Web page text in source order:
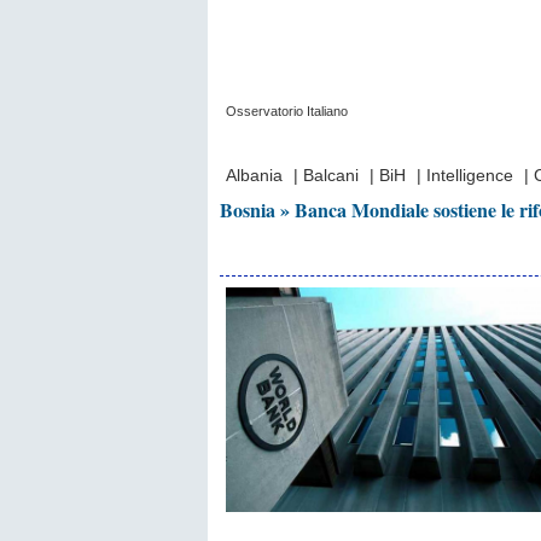
Osservatorio Italiano
Albania
| Balcani | BiH | Intelligence |
Bosnia » Banca Mondiale sostiene le